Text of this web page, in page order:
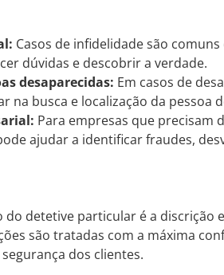
Casos de infidelidade são
dúvidas e descobrir a verdade.
desaparecidas: Em casos de
na busca e localização da pessoa
Para empresas que precisam
ajudar a identificar fraudes,
detetive particular é a discrição
são tratadas com a máxima
dos clientes.